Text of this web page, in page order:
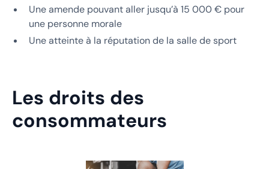
Une amende pouvant aller jusqu’à 15 000 € pour
une personne morale
Une atteinte à la réputation de la salle de sport
Les droits des
consommateurs